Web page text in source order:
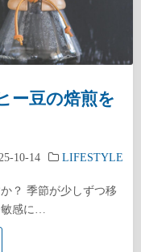
ー豆の焙煎を
10-14 LIFESTYLE
？ 季節が少しずつ移
敏感に…